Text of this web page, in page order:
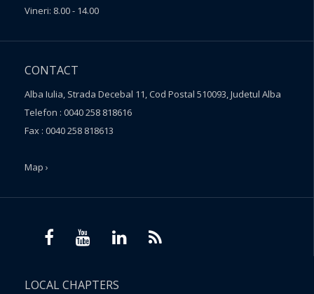
Vineri: 8.00 - 14.00
CONTACT
Alba Iulia, Strada Decebal 11, Cod Postal 510093, Judetul Alba
Telefon : 0040 258 818616
Fax : 0040 258 818613
Map ›
LOCAL CHAPTERS